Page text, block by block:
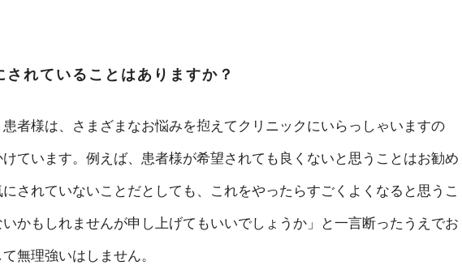
れていることはありますか？
患者様は、さまざまなお悩みを抱えてクリニックにいらっしゃいますの
ています。例えば、患者様が希望されても良くないと思うことはお勧め
されていないことだとしても、これをやったらすごくよくなると思うこ
かもしれませんが申し上げてもいいでしょうか」と一言断ったうえでお
無理強いはしません。